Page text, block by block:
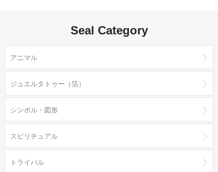
Seal Category
アニマル
ジュエルタトゥー（箔）
シンボル・図形
スピリチュアル
トライバル